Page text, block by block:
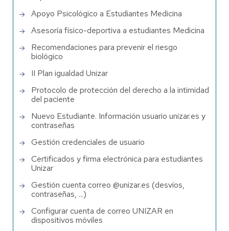
Apoyo Psicológico a Estudiantes Medicina
Asesoría físico-deportiva a estudiantes Medicina
Recomendaciones para prevenir el riesgo
biológico
II Plan igualdad Unizar
Protocolo de protección del derecho a la intimidad
del paciente
Nuevo Estudiante. Información usuario unizar.es y
contraseñas
Gestión credenciales de usuario
Certificados y firma electrónica para estudiantes
Unizar
Gestión cuenta correo @unizar.es (desvíos,
contraseñas, ...)
Configurar cuenta de correo UNIZAR en
dispositivos móviles